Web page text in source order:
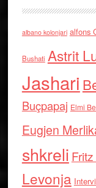
albano kolonjari alfons
Bushati Astrit
Jashari
Buçpapaj Elmi
Eugjen
shkreli
Levonja